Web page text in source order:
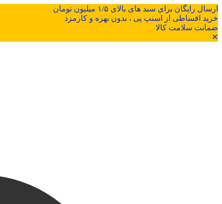
ارسال رایگان برای سبد های بالای ۱/۵ میلیون تومان
خرید اقساطی از اسنپ پی ، بدون بهره و کارمزد
ضمانت سلامت کالا
✕